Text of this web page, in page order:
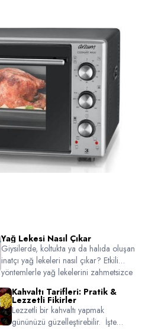
Yağ Lekesi Nasıl Çıkar
Giysilerde, koltukta ya da halıda oluşan
inatçı yağ lekeleri nasıl çıkar? Etkili
yöntemlerle yağ lekelerini zahmetsizce
rehberine göz atın!
Kahvaltı Tarifleri: Pratik &
Lezzetli Fikirler
Lezzetli bir kahvaltı yapmak
gününüzü güzelleştirebilir. İşte